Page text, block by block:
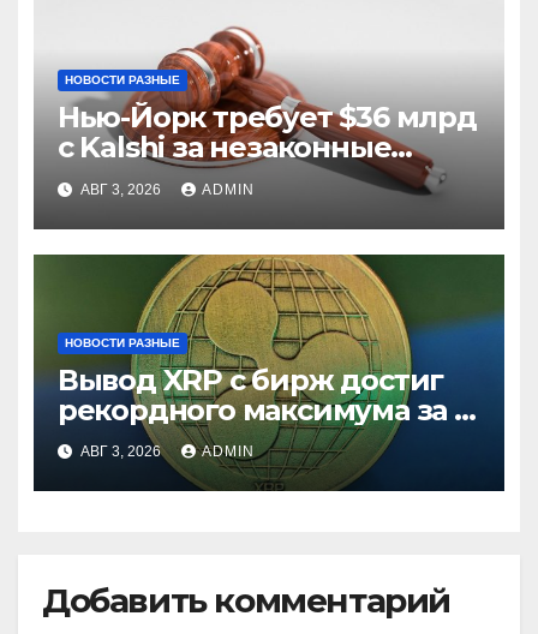
НОВОСТИ РАЗНЫЕ
Нью-Йорк требует $36 млрд
с Kalshi за незаконные
ставки
АВГ 3, 2026 ADMIN
НОВОСТИ РАЗНЫЕ
Вывод XRP с бирж достиг
рекордного максимума за 5
летАВГ 3, 2026 ADMIN
Добавить комментарий